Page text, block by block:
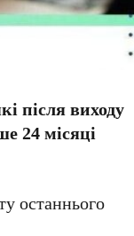
після виходу
24 місяці
останнього